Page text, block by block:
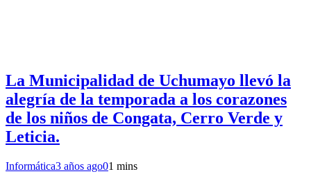
La Municipalidad de Uchumayo llevó la
alegría de la temporada a los corazones
de los niños de Congata, Cerro Verde y
Leticia.
Informática3 años ago01 mins